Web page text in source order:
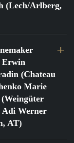
(Lech/Arlberg,
Erwin
(Chateau
Marie
Adi Werner
AT)